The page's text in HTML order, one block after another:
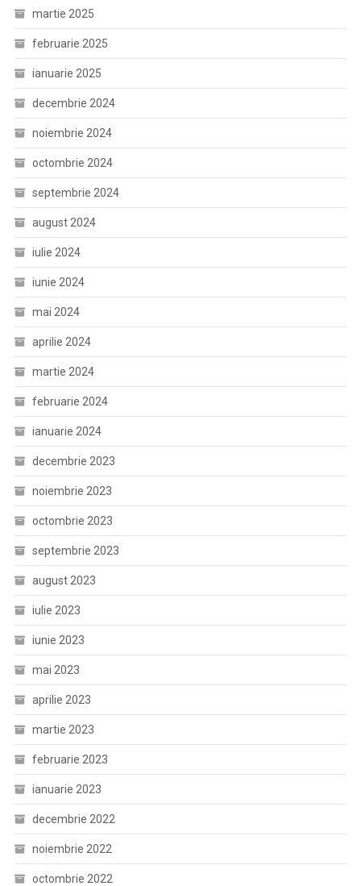
martie 2025
februarie 2025
ianuarie 2025
decembrie 2024
noiembrie 2024
octombrie 2024
septembrie 2024
august 2024
iulie 2024
iunie 2024
mai 2024
aprilie 2024
martie 2024
februarie 2024
ianuarie 2024
decembrie 2023
noiembrie 2023
octombrie 2023
septembrie 2023
august 2023
iulie 2023
iunie 2023
mai 2023
aprilie 2023
martie 2023
februarie 2023
ianuarie 2023
decembrie 2022
noiembrie 2022
octombrie 2022